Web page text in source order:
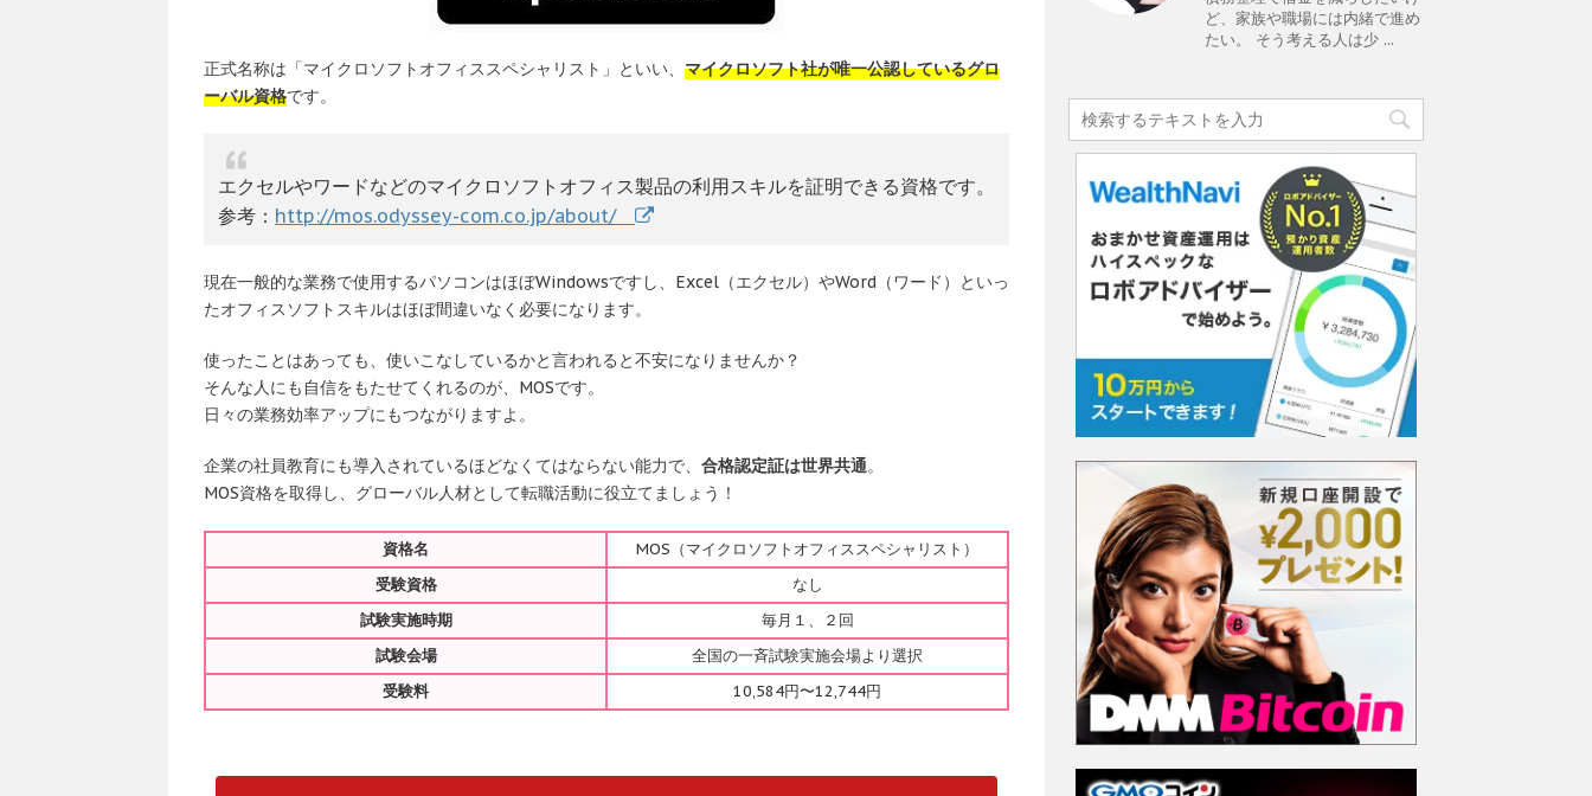
正式名称は「マイクロソフトオフィススペシャリスト」といい、 マイクロソフト社が唯一公認しているグロ
ーバル資格です。
エクセルやワードなどのマイクロソフトオフィス製品の利用スキルを証明できる資格です。
参考： http://mos.odyssey-com.co.jp/about/
現在一般的な業務で使用するパソコンはほぼWindowsですし、Excel（エクセル）やWord（ワード）といっ
たオフィスソフトスキルはほぼ間違いなく必要になります。
使ったことはあっても、使いこなしているかと言われると不安になりませんか？
そんな人にも自信をもたせてくれるのが、MOSです。
日々の業務効率アップにもつながりますよ。
企業の社員教育にも導入されているほどなくてはならない能力で、 合格認定証は世界共通。
MOS資格を取得し、グローバル人材として転職活動に役立てましょう！
資格名
MOS（マイクロソフトオフィススペシャリスト）
受験資格
なし
試験実施時期
毎月１、２回
試験会場
全国の一斉試験実施会場より選択
受験料
10,584円〜12,744円
ど、家族や職場には内緒で進め
たい。 そう考える人は少 ...